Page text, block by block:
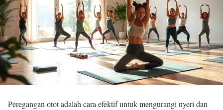
Peregangan otot adalah cara efektif untuk mengurangi nyeri dan